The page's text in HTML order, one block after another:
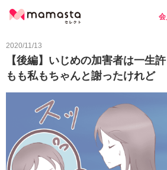
2020/11/13
【後編】いじめの加害者は一生
もも私もちゃんと謝ったけれど